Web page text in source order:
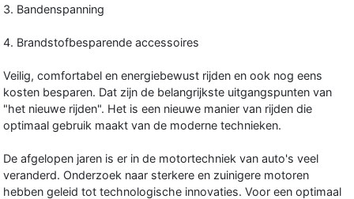
3. Bandenspanning
4. Brandstofbesparende accessoires
Veilig, comfortabel en energiebewust rijden en ook nog eens
kosten besparen. Dat zijn de belangrijkste uitgangspunten van
"het nieuwe rijden". Het is een nieuwe manier van rijden die
optimaal gebruik maakt van de moderne technieken.
De afgelopen jaren is er in de motortechniek van auto's veel
veranderd. Onderzoek naar sterkere en zuinigere motoren
hebben geleid tot technologische innovaties. Voor een optimaal